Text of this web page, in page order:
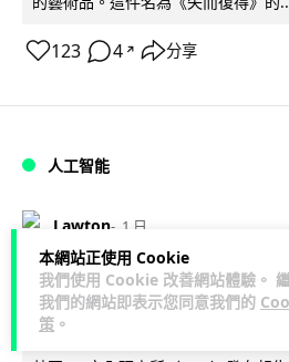
本網站正使用 Cookie
我們使用 Cookie 改善網站體驗。
我們的網站即表示您同意我們的
策 。
123 4 ↗ 分享
人工智能
Lawton 1 日
AI 測試首度攻擊真人
偽造身份施壓開發者